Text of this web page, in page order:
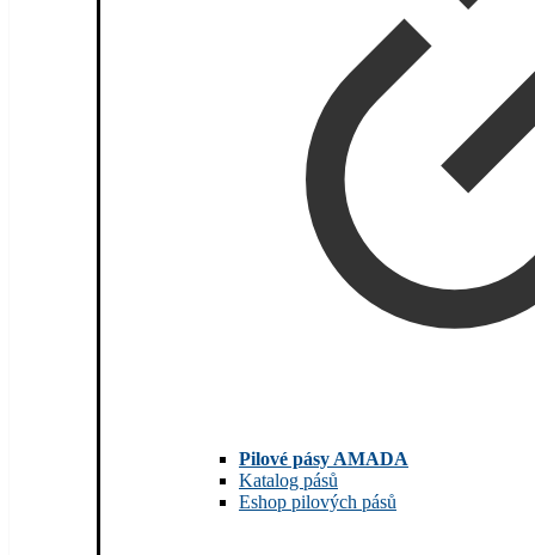
Pilové pásy AMADA
Katalog pásů
Eshop pilových pásů